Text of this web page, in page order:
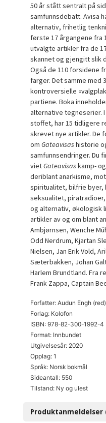
50 år stått sentralt på
samfunnsdebatt. Avisa
alternativ, frihetlig
første 17 årgangene fra
utvalgte artikler fra de
skannet og gjengitt slik
Også de 110 forsidene
farger. Det samme med
kontroversielle
partiene. Boka
alternative tegneserier.
stoffet, har 15 tidligere
skrevet nye artikler. De
omGateavisas historie
samfunnsendringer. Du
vietGateavisas kamp-
deriblant anarkisme,
spiritualitet, bilfrie byer,
seksualitet,
og alternativ, økologisk
artikler av og om blant
Ambjørnsen, Wenche
Odd Nerdrum, Kjartan
Nielsen, Jan Erik Vold,
Sæterbakken, Johan
Harlem Brundtland. Fra
Frank Zappa, Captain
Forfatter: Audun Engh
Forlag: Kolofon
ISBN: 978-82-300-1992-4
Format: Innbundet
Utgivelsesår: 2020
Opplag: 1
Språk: Norsk bokmål
Sideantall: 550
Tilstand: Ny og ulest
Produktanmeldelser